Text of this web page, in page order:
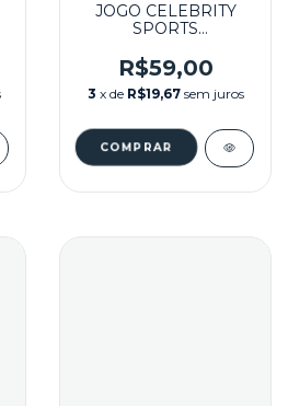
JOGO CELEBRITY
SPORTS
SEMINOVO - WII
R$59,00
3 x de R$19,67 sem juros